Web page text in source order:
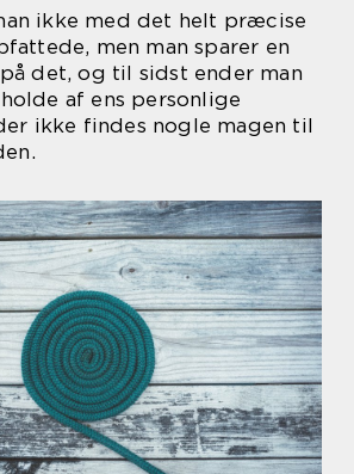
ikke med det helt præcise
men man sparer en
det, og til sidst ender man
af ens personlige
ikke findes nogle magen til